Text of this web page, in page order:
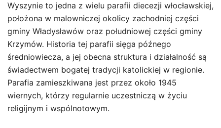
Wyszynie to jedna z wielu parafii diecezji włocławskiej,
położona w malowniczej okolicy zachodniej części
gminy Władysławów oraz południowej części gminy
Krzymów. Historia tej parafii sięga późnego
średniowiecza, a jej obecna struktura i działalność są
świadectwem bogatej tradycji katolickiej w regionie.
Parafia zamieszkiwana jest przez około 1945
wiernych, którzy regularnie uczestniczą w życiu
religijnym i wspólnotowym.